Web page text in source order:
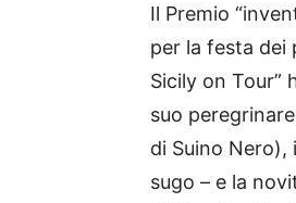
Il Premio
per la festa dei
Sicily on Tour”
suo
di Suino Nero),
sugo – e la